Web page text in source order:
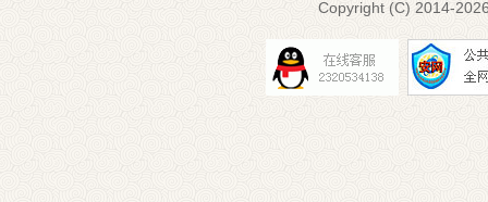
Copyright (C) 2014-